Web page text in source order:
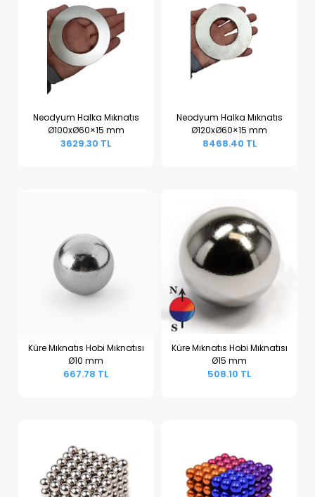
Sepete Ekle
Neodyum Halka Mıknatıs
Ø100xØ60×15 mm
3629.30 TL
Sepete Ekle
Neodyum Halka Mıknatıs
Ø120xØ60×15 mm
8468.40 TL
Sepete Ekle
Küre Mıknatıs Hobi Mıknatısı
Ø10 mm
667.78 TL
Sepete Ekle
Küre Mıknatıs Hobi Mıknatısı
Ø15 mm
508.10 TL